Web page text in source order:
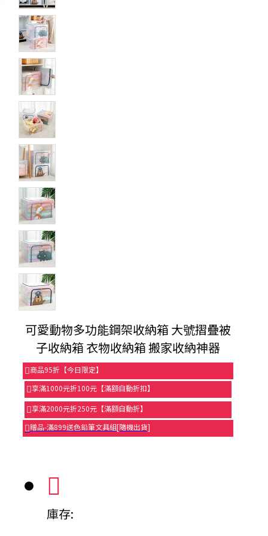
可愛動物多功能鋼架收納箱 大號摺疊被
子收納箱 衣物收納箱 搬家收納神器
商品95折【今日限定】
享滿1000元折100元【滿額自動折扣】
享滿2000元折250元【滿額自動折】
贈品-滿899送色鉛筆文具組[隨機出貨]
庫存: